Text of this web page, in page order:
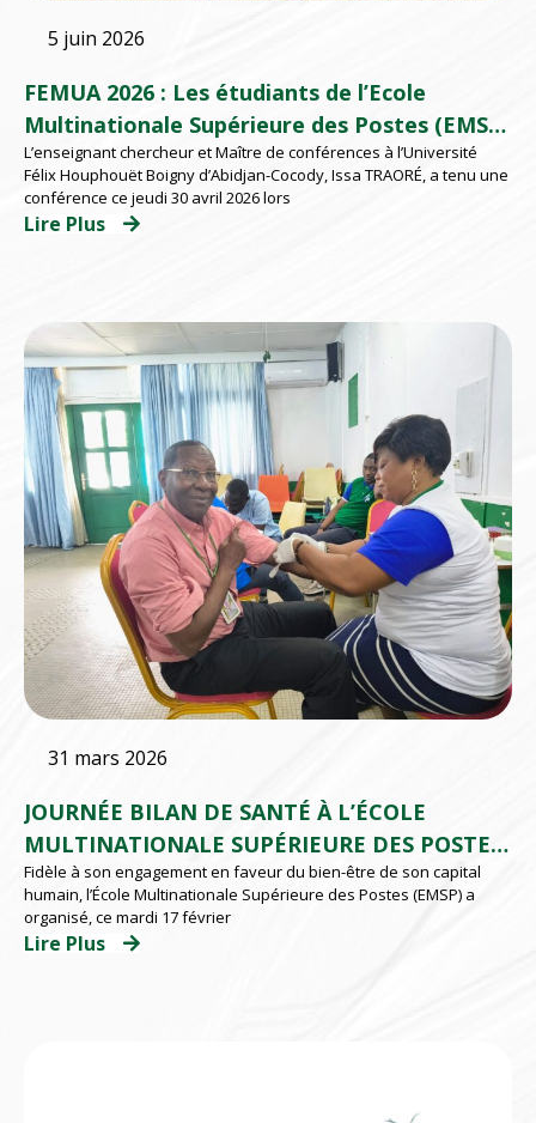
5 juin 2026
FEMUA 2026 : Les étudiants de l’Ecole
Multinationale Supérieure des Postes (EMSP)
d’Abidjan répondent présents
L’enseignant chercheur et Maître de conférences à l’Université
Félix Houphouët Boigny d’Abidjan-Cocody, Issa TRAORÉ, a tenu une
conférence ce jeudi 30 avril 2026 lors
Lire Plus
31 mars 2026
JOURNÉE BILAN DE SANTÉ À L’ÉCOLE
MULTINATIONALE SUPÉRIEURE DES POSTES
(EMSP) D’ABIDJAN
Fidèle à son engagement en faveur du bien-être de son capital
humain, l’École Multinationale Supérieure des Postes (EMSP) a
organisé, ce mardi 17 février
Lire Plus